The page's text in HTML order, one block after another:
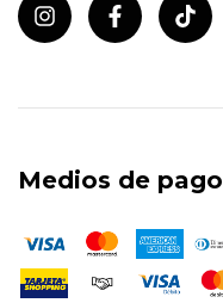
Medios de pago